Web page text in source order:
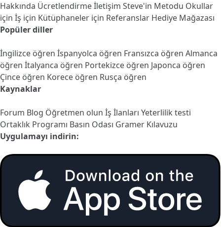
Hakkında Ücretlendirmeİletişim Steve'in Metodu Okullar
için İş için Kütüphaneler için Referanslar Hediye Mağazası
Popüler diller
İngilizce öğren İspanyolca öğren Fransızca öğren Almanca
öğren İtalyanca öğren Portekizce öğren Japonca öğren
Çince öğren Korece öğren Rusça öğren
Kaynaklar
Forum Blog Öğretmen olun İş İlanları Yeterlilik testi
Ortaklık Programı Basın Odası Gramer Kılavuzu
Uygulamayı indirin: